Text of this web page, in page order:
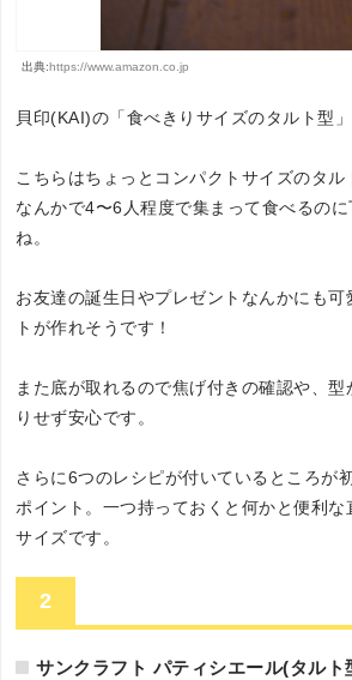
出典:https://www.amazon.co.jp
貝印(KAI)の「食べきりサイズのタルト型」
こちらはちょっとコンパクトサイズのタル
なんかで4〜6人程度で集まって食べるの
ね。
お友達の誕生日やプレゼントなんかにも
トが作れそうです！
また底が取れるので焦げ付きの確認や、型
りせず安心です。
さらに6つのレシピが付いているところが
ポイント。一つ持っておくと何かと便利な
サイズです。
2
サンクラフト パティシエール(タルト